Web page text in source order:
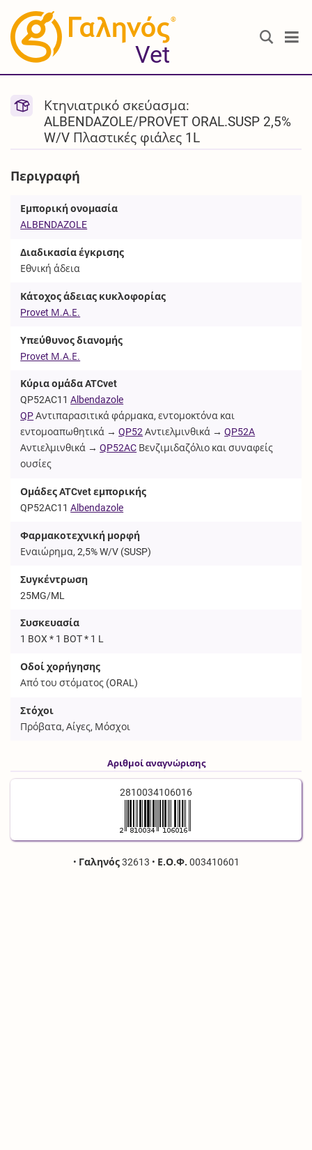
®
Vet
Κτηνιατρικό σκεύασμα:
ALBENDAZOLE/PROVET ORAL.SUSP 2,5%
W/V Πλαστικές φιάλες 1L
Περιγραφή
Εμπορική ονομασία
ALBENDAZOLE
Διαδικασία έγκρισης
Εθνική άδεια
Κάτοχος άδειας κυκλοφορίας
Provet Μ.Α.Ε.
Υπεύθυνος διανομής
Provet Μ.Α.Ε.
Κύρια ομάδα ATCvet
QP52AC11 Albendazole
QPΑντιπαρασιτικά φάρμακα, εντομοκτόνα και
εντομοαπωθητικά →QP52Αντιελμινθικά →QP52A
Αντιελμινθικά →QP52AC Βενζιμιδαζόλιο και συναφείς
ουσίες
Ομάδες ATCvet εμπορικής
QP52AC11 Albendazole
Φαρμακοτεχνική μορφή
Εναιώρημα, 2,5% W/V (SUSP)
Συγκέντρωση
25MG/ML
Συσκευασία
1 BOX * 1 BOT * 1 L
Οδοί χορήγησης
Από του στόματος (ORAL)
Στόχοι
Πρόβατα, Αίγες, Μόσχοι
Αριθμοί αναγνώρισης
2810034106016
• Γαληνός32613 • Ε.Ο.Φ. 003410601